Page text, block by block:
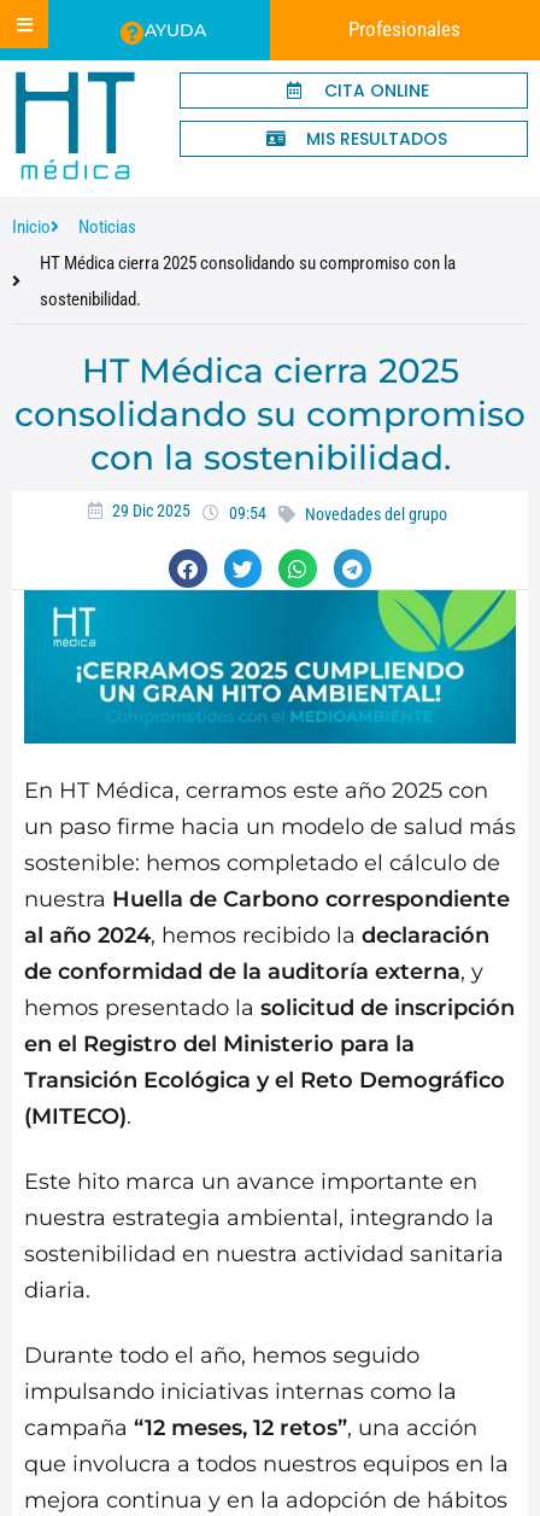
AYUDA Profesionales
CITA ONLINE
MIS RESULTADOS
Inicio
Noticias
HT Médica cierra 2025 consolidando su compromiso con la
sostenibilidad.
HT Médica cierra 2025
consolidando su compromiso
con la sostenibilidad.
29 Dic 2025 09:54 Novedades del grupo
En HT Médica, cerramos este año 2025 con
un paso firme hacia un modelo de salud más
sostenible: hemos completado el cálculo de
nuestra Huella de Carbono correspondiente
al año 2024, hemos recibido la declaración
de conformidad de la auditoría externa, y
hemos presentado la solicitud de inscripción
en el Registro del Ministerio para la
Transición Ecológica y el Reto Demográfico
(MITECO).
Este hito marca un avance importante en
nuestra estrategia ambiental, integrando la
sostenibilidad en nuestra actividad sanitaria
diaria.
Durante todo el año, hemos seguido
impulsando iniciativas internas como la
campaña “12 meses, 12 retos”, una acción
que involucra a todos nuestros equipos en la
mejora continua y en la adopción de hábitos